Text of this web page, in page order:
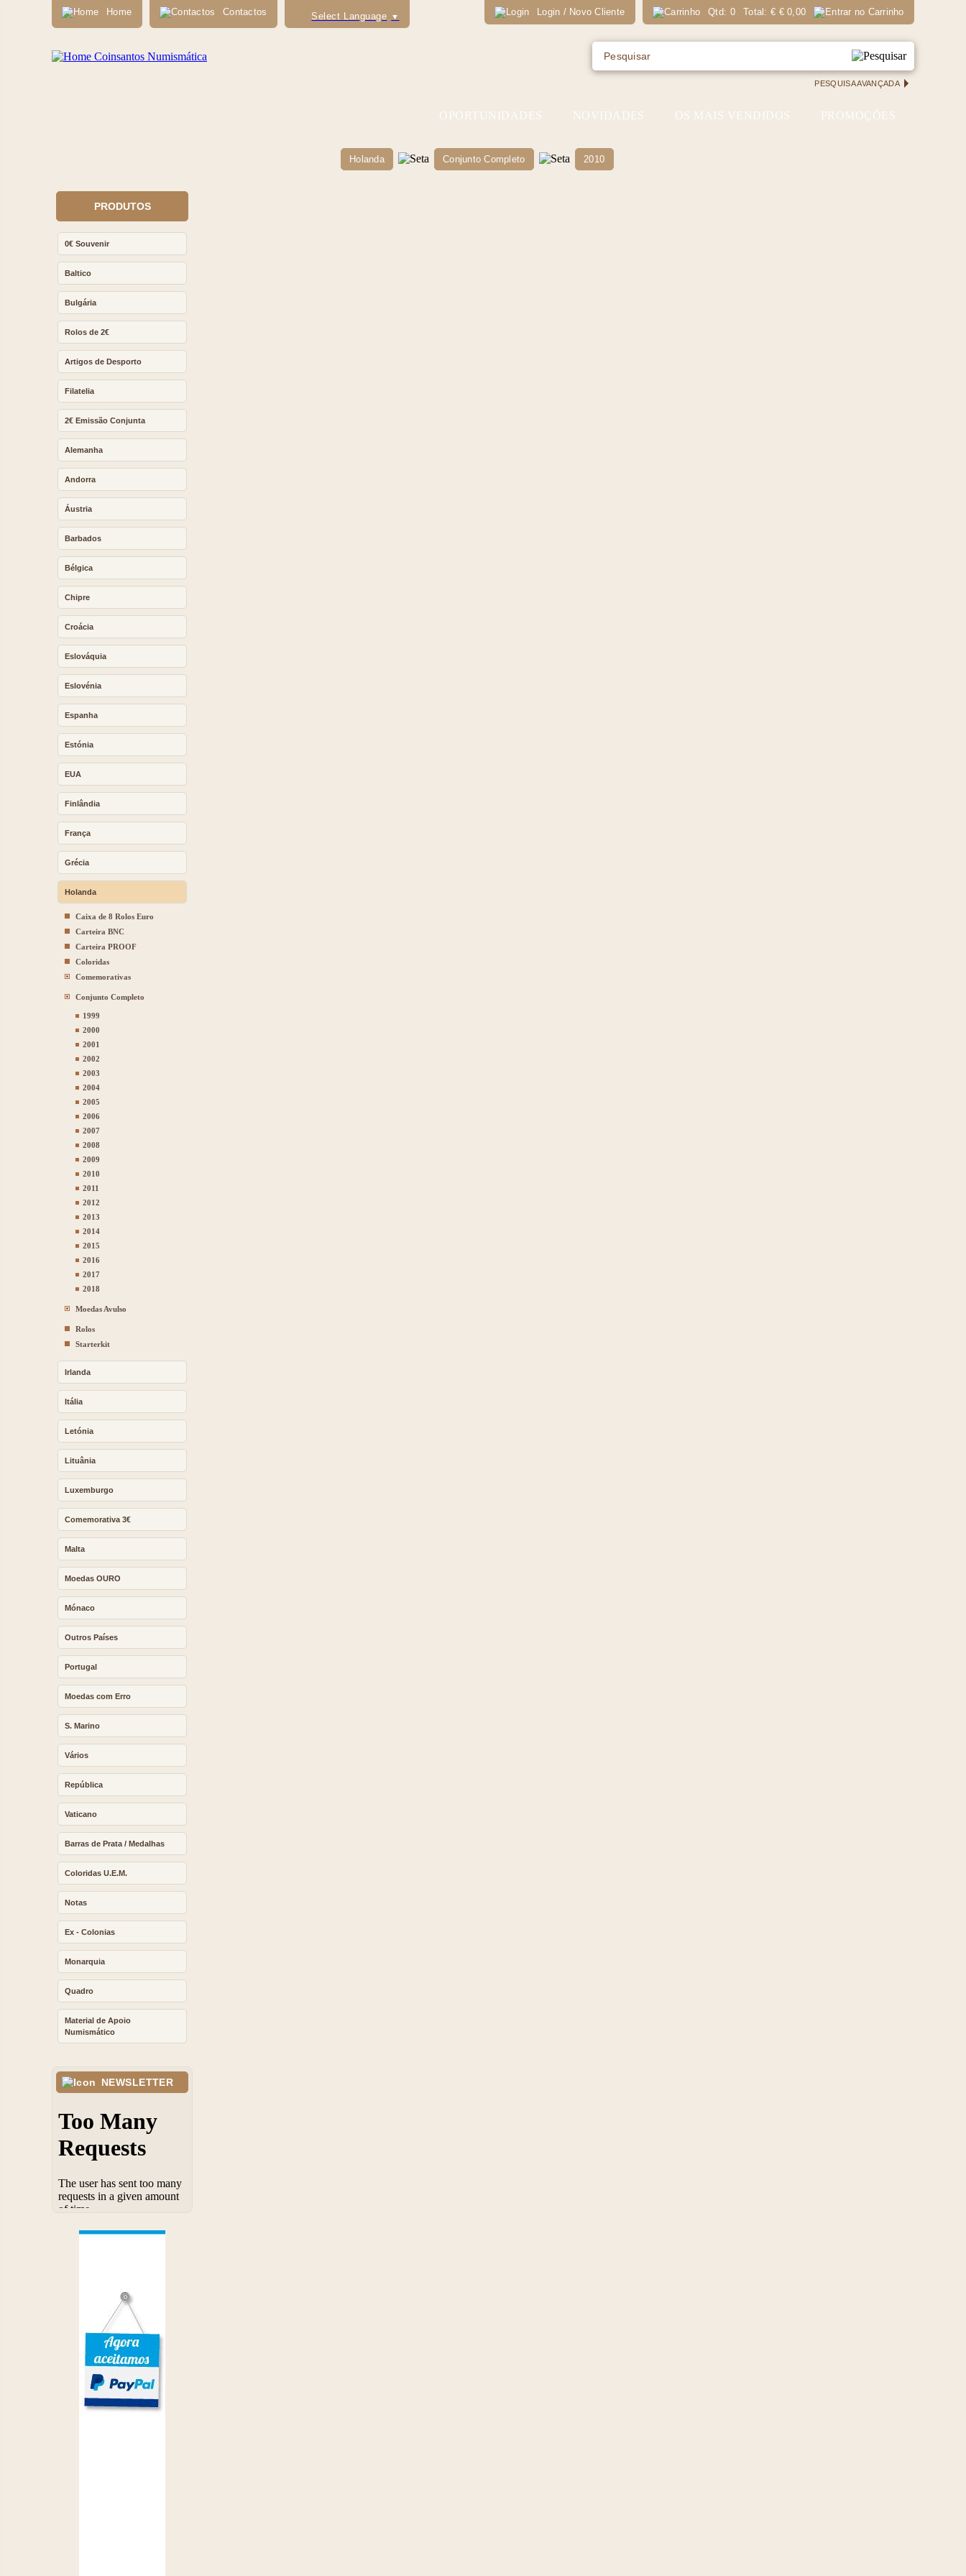
Home Contactos Select Language ▼ Login / Novo Cliente Qtd: 0 Total: € € 0,00
PESQUISA AVANÇADA
OPORTUNIDADES NOVIDADES OS MAIS VENDIDOS PROMOÇÕES
Holanda Conjunto Completo 2010
PRODUTOS
0€ Souvenir
Baltico
Bulgária
Rolos de 2€
Artigos de Desporto
Filatelia
2€ Emissão Conjunta
Alemanha
Andorra
Áustria
Barbados
Bélgica
Chipre
Croácia
Eslováquia
Eslovénia
Espanha
Estónia
EUA
Finlândia
França
Grécia
Holanda
Caixa de 8 Rolos Euro
Carteira BNC
Carteira PROOF
Coloridas
Comemorativas
Conjunto Completo
1999
2000
2001
2002
2003
2004
2005
2006
2007
2008
2009
2010
2011
2012
2013
2014
2015
2016
2017
2018
Moedas Avulso
Rolos
Starterkit
Irlanda
Itália
Letónia
Lituânia
Luxemburgo
Comemorativa 3€
Malta
Moedas OURO
Mónaco
Outros Países
Portugal
Moedas com Erro
S. Marino
Vários
República
Vaticano
Barras de Prata / Medalhas
Coloridas U.E.M.
Notas
Ex - Colonias
Monarquia
Quadro
Material de Apoio
Numismático
NEWSLETTER